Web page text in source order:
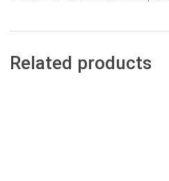
Related products